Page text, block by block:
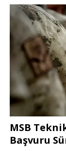
MSB
Başvuru